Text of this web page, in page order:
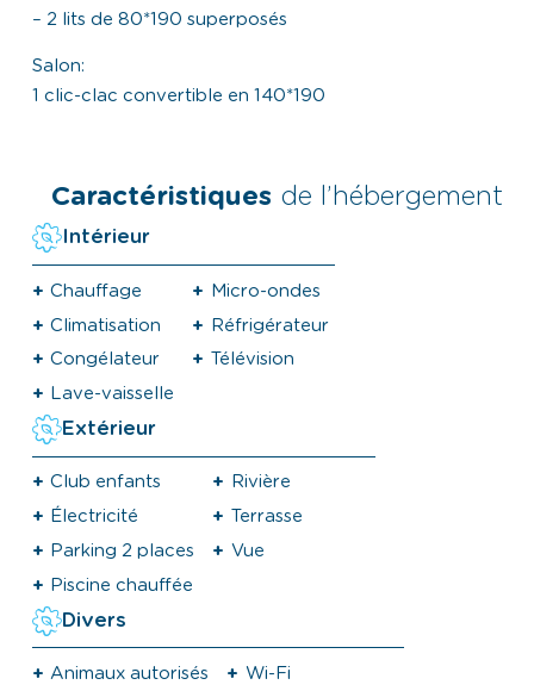
– 2 lits de 80*190 superposés
Salon:
1 clic-clac convertible en 140*190
Caractéristiques de l’hébergement
Intérieur
Chauffage
Climatisation
Congélateur
Lave-vaisselle
Micro-ondes
Réfrigérateur
Télévision
Extérieur
Club enfants
Électricité
Parking 2 places
Piscine chauffée
Rivière
Terrasse
Vue
Divers
Animaux autorisés Wi-Fi